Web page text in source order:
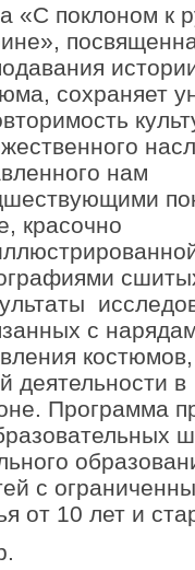
«С поклоном к
сохраняет
нам
красочно
с
деятельности в
Программа
с
от 10 лет и